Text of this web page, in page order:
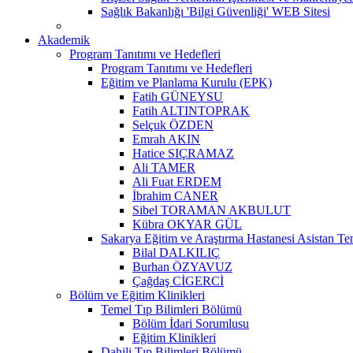
Sağlık Bakanlığı 'Bilgi Güvenliği' WEB Sitesi
Akademik
Program Tanıtımı ve Hedefleri
Program Tanıtımı ve Hedefleri
Eğitim ve Planlama Kurulu (EPK)
Fatih GÜNEYSU
Fatih ALTINTOPRAK
Selçuk ÖZDEN
Emrah AKIN
Hatice SIÇRAMAZ
Ali TAMER
Ali Fuat ERDEM
İbrahim CANER
Sibel TORAMAN AKBULUT
Kübra OKYAR GÜL
Sakarya Eğitim ve Araştırma Hastanesi Asistan
Bilal DALKILIÇ
Burhan ÖZYAVUZ
Çağdaş CİGERCİ
Bölüm ve Eğitim Klinikleri
Temel Tıp Bilimleri Bölümü
Bölüm İdari Sorumlusu
Eğitim Klinikleri